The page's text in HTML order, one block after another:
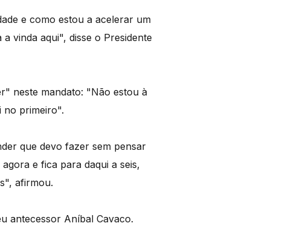
e como estou a acelerar um
vinda aqui", disse o Presidente
neste mandato: "Não estou à
no primeiro".
que devo fazer sem pensar
e fica para daqui a seis,
afirmou.
antecessor Aníbal Cavaco.